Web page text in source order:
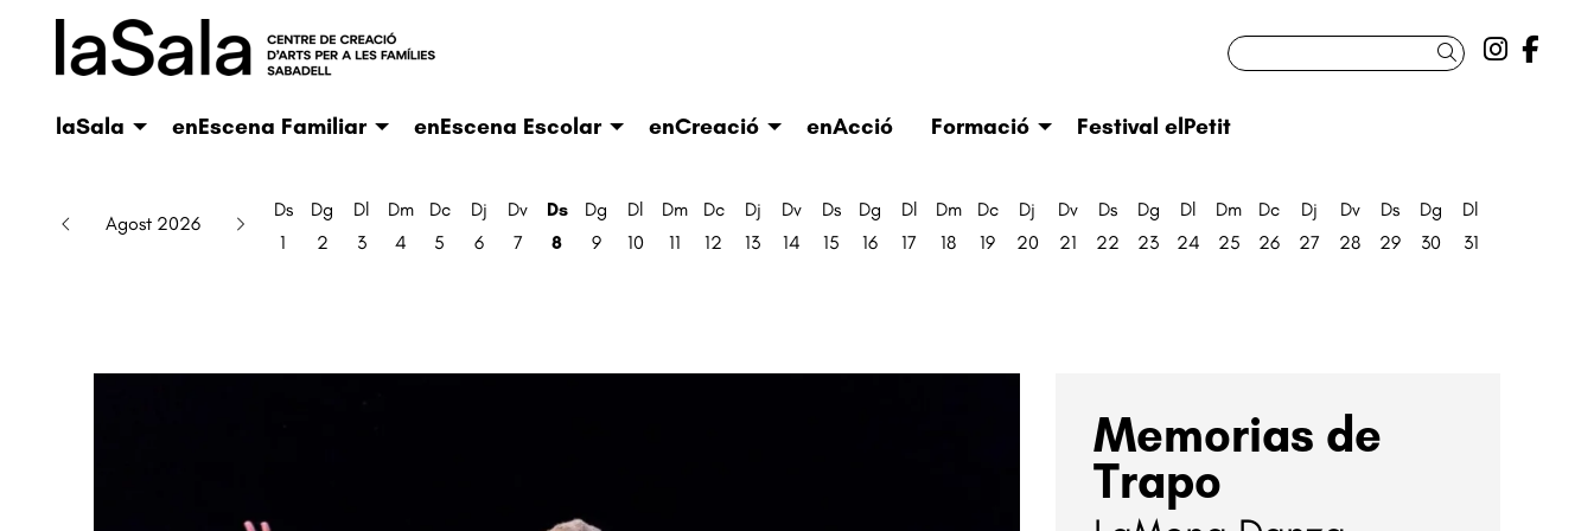
Link a
Link
Cercar
laSala enEscena Familiar enEscena Escolar enCreació enAcció Formació Festival elPetit
Agost 2026
Ds
1
Dg
2
Dl
3
Dm
4
Dc
5
Dj
6
Dv
7
Ds
8
Dg
9
Dl
10
Dm
11
Dc
12
Dj
13
Dv
14
Ds
15
Dg
16
Dl
17
Dm
18
Dc
19
Dj
20
Dv
21
Ds
22
Dg
23
Dl
24
Dm
25
Dc
26
Dj
27
Dv
28
Ds
29
Dg
30
Dl
31
Memorias de
Trapo